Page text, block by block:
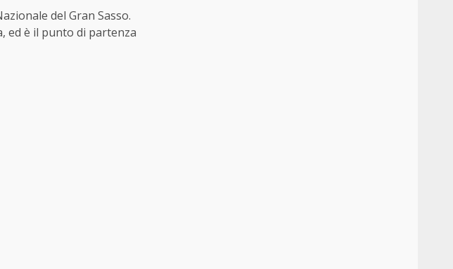
del Gran Sasso.
ed è il punto di partenza